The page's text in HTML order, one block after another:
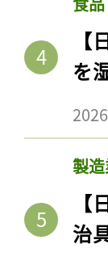
を
製
治